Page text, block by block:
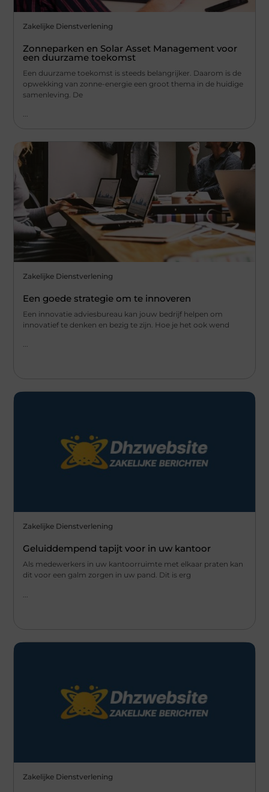
Zakelijke Dienstverlening
Zonneparken en Solar Asset Management voor
een duurzame toekomst
Een duurzame toekomst is steeds belangrijker. Daarom is de
opwekking van zonne-energie een groot thema in de huidige
samenleving. De
...
Zakelijke Dienstverlening
Een goede strategie om te innoveren
Een innovatie adviesbureau kan jouw bedrijf helpen om
innovatief te denken en bezig te zijn. Hoe je het ook wend
...
Zakelijke Dienstverlening
Geluiddempend tapijt voor in uw kantoor
Als medewerkers in uw kantoorruimte met elkaar praten kan
dit voor een galm zorgen in uw pand. Dit is erg
Zakelijke Dienstverlening